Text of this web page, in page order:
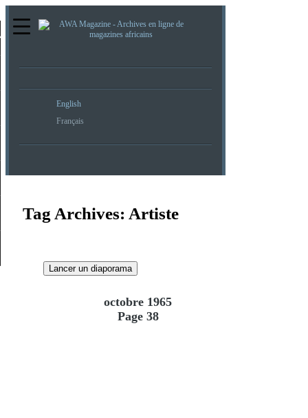
English
Français
Tag Archives: Artiste
Lancer un diaporama
octobre 1965
Page 38